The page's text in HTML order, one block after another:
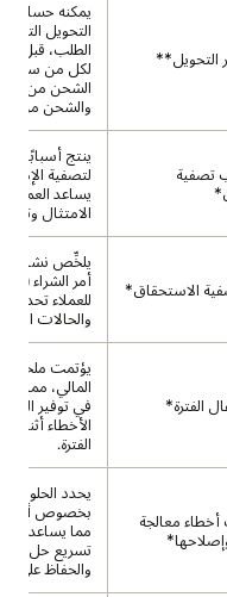
يمكنه حساب
التحويل
الطلب، قبل
لكل من
الشحن من
والشحن من
تصفية
ينتج أسبابًا
لتصفية
يساعد العملاء
الامتثال
الاستحقاق*
يلخِّص نشاط
للعملاء تحديد
والحالات
الفترة*
يؤتمت
المالي، مما
في توفير
الأخطاء أثناء
الفترة.
معالجة
يحدد الحلول
بخصوص أخطاء
مما يساعد
تسريع حل
والحفاظ على